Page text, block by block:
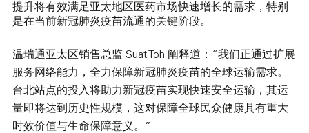
提升将有效满足亚太地区医药市场快速增长的需求，特别
是在当前新冠肺炎疫苗流通的关键阶段。
温瑞通亚太区销售总监 Suat Toh 阐释道：“我们正通过扩展
服务网络能力，全力保障新冠肺炎疫苗的全球运输需求。
台北站点的投入将助力新冠疫苗实现快速安全运输，其运
量即将达到历史性规模，这对保障全球民众健康具有重大
时效价值与生命保障意义。”